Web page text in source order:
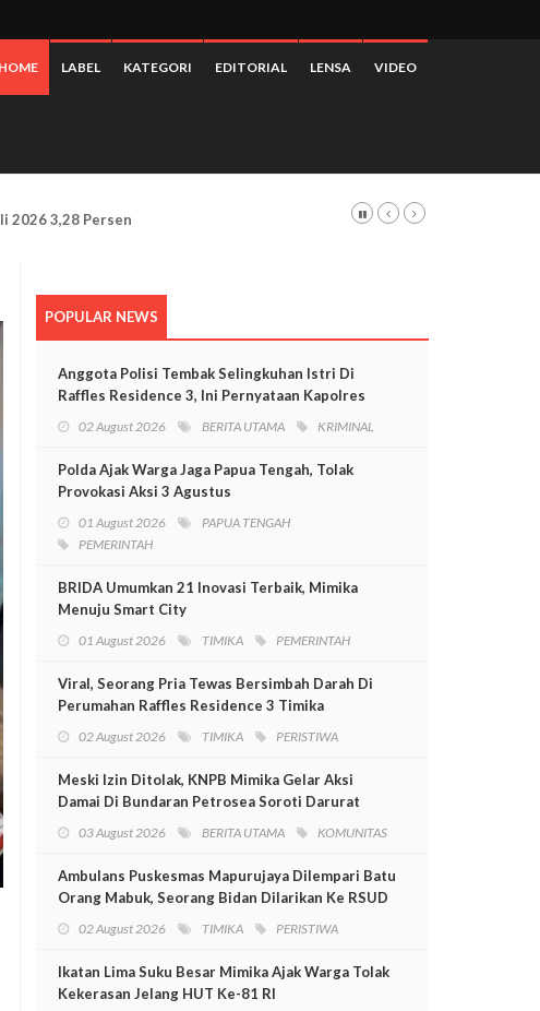
HOME LABEL KATEGORI EDITORIAL LENSA VIDEO
Dan Pelanggaran HAM
POPULAR NEWS
Anggota Polisi Tembak Selingkuhan Istri Di
Raffles Residence 3, Ini Pernyataan Kapolres
02 August 2026 BERITA UTAMA KRIMINAL
Polda Ajak Warga Jaga Papua Tengah, Tolak
Provokasi Aksi 3 Agustus
01 August 2026
PAPUA TENGAH
PEMERINTAH
BRIDA Umumkan 21 Inovasi Terbaik, Mimika
Menuju Smart City
01 August 2026 TIMIKA PEMERINTAH
Viral, Seorang Pria Tewas Bersimbah Darah Di
Perumahan Raffles Residence 3 Timika
02 August 2026 TIMIKA PERISTIWA
Meski Izin Ditolak, KNPB Mimika Gelar Aksi
Damai Di Bundaran Petrosea Soroti Darurat
03 August 2026 BERITA UTAMA KOMUNITAS
Ambulans Puskesmas Mapurujaya Dilempari Batu
Orang Mabuk, Seorang Bidan Dilarikan Ke RSUD
02 August 2026 TIMIKA PERISTIWA
Ikatan Lima Suku Besar Mimika Ajak Warga Tolak
Kekerasan Jelang HUT Ke-81 RI